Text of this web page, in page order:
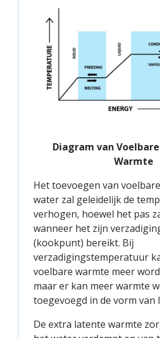
Diagram van
Warmte
Het toevoegen van
water zal geleidelijk de
verhogen, hoewel het pas
wanneer het zijn
(kookpunt) bereikt. Bij
verzadigingstemperatuur
voelbare warmte meer
maar er kan meer warmte
toegevoegd in de vorm van
De extra latente warmte